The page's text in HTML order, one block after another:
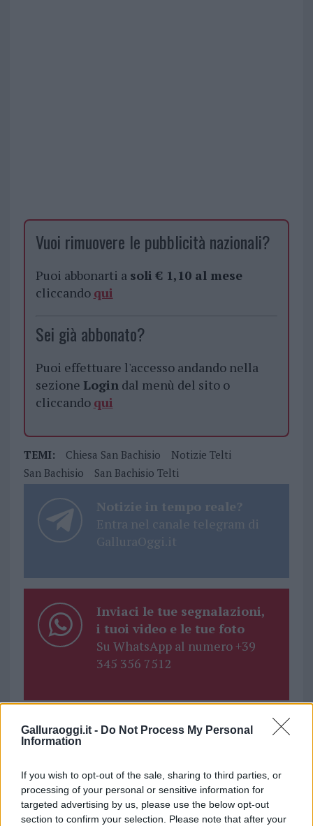
Galluraoggi.it - Do Not Process My Personal
Information
If you wish to opt-out of the sale, sharing to third parties, or
processing of your personal or sensitive information for
targeted advertising by us, please use the below opt-out
section to confirm your selection. Please note that after your
Vuoi rimuovere le pubblicità nazionali?
Puoi abbonarti a soli € 1,10 al mese
cliccando qui
Sei già abbonato?
Puoi effettuare l'accesso andando nella
sezione Logindal menù del sito o
cliccando qui
TEMI: Chiesa San Bachisio
Notizie Telti
San Bachisio
San Bachisio Telti
Notizie in tempo reale?
Entra nel canale telegram di
GalluraOggi.it
Inviaci le tue segnalazioni,
i tuoi video e le tue foto
Su WhatsApp al numero +39
345 356 7512
daGoogle News